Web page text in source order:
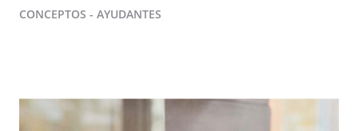
CONCEPTOS - AYUDANTES